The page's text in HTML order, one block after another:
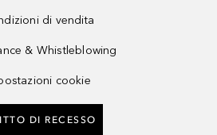
di vendita
& Whistleblowing
cookie
DI RECESSO